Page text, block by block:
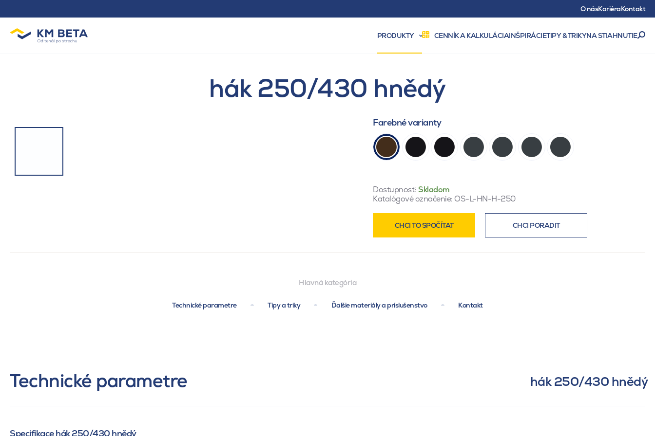
O násKariéraKontakt
PRODUKTY CENNÍK A KALKULÁCIAINŠPIRÁCIETIPY & TRIKYNA STIAHNUTIE
hák 250/430 hnědý
Farebné varianty
Dostupnosť: Skladom
Katalógové označenie: OS-L-HN-H-250
CHCI TO SPOČÍTAT CHCI PORADIT
Hlavná kategória
Technické parametre Tipy a triky Ďalšie materiály a príslušenstvo Kontakt
Technické parametre hák 250/430 hnědý
Specifikace hák 250/430 hnědý